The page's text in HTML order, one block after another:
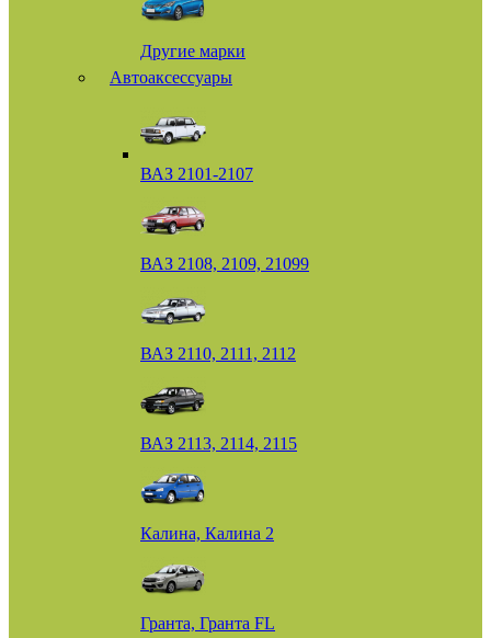
Другие марки
Автоаксессуары
ВАЗ 2101-2107
ВАЗ 2108, 2109, 21099
ВАЗ 2110, 2111, 2112
ВАЗ 2113, 2114, 2115
Калина, Калина 2
Гранта, Гранта FL